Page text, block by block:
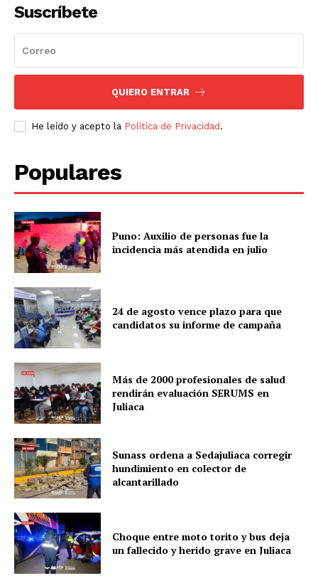
Suscríbete
QUIERO ENTRAR
He leído y acepto la Política de Privacidad .
Populares
Puno: Auxilio de personas fue la
incidencia más atendida en julio
24 de agosto vence plazo para que
candidatos su informe de campaña
Más de 2000 profesionales de salud
rendirán evaluación SERUMS en
Juliaca
Sunass ordena a Sedajuliaca corregir
hundimiento en colector de
alcantarillado
Choque entre moto torito y bus deja
un fallecido y herido grave en Juliaca